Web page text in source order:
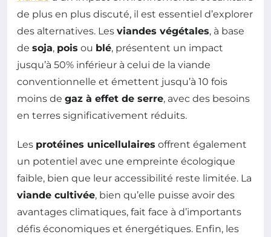
de plus en plus discuté, il est essentiel d’explorer
des alternatives. Les viandes végétales, à base
de soja, pois ou blé, présentent un impact
jusqu’à 50% inférieur à celui de la viande
conventionnelle et émettent jusqu’à 10 fois
moins de gaz à effet de serre, avec des besoins
en terres significativement réduits.
Les protéines unicellulaires offrent également
un potentiel avec une empreinte écologique
faible, bien que leur accessibilité reste limitée. La
viande cultivée, bien qu’elle puisse avoir des
avantages climatiques, fait face à d’importants
défis économiques et énergétiques. Enfin, les